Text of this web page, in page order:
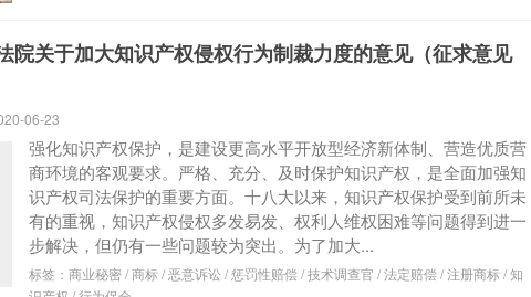
院关于加大知识产权侵权行为制裁力度的意见（征求意见
06-23
强化知识产权保护，是建设更高水平开放型经济新体制、营造优质营
商环境的客观要求。严格、充分、及时保护知识产权，是全面加强知
识产权司法保护的重要方面。十八大以来，知识产权保护受到前所未
有的重视，知识产权侵权多发易发、权利人维权困难等问题得到进一
步解决，但仍有一些问题较为突出。为了加大...
标签：商业秘密/商标 /恶意诉讼/惩罚性赔偿/技术调查官 /法定赔偿/注册商标 /知